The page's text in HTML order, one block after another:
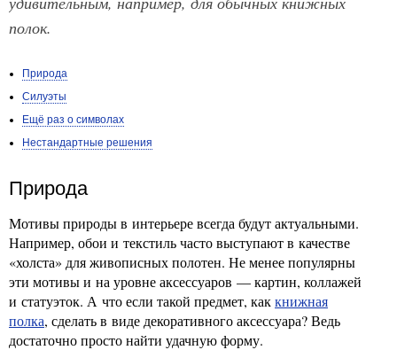
полок.
Природа
Силуэты
Ещё раз о символах
Нестандартные решения
Природа
Мотивы природы в интерьере всегда будут актуальными.
Например, обои и текстиль часто выступают в качестве
«холста» для живописных полотен. Не менее популярны
эти мотивы и на уровне аксессуаров — картин, коллажей
и статуэток. А что если такой предмет, каккнижная
полка, сделать в виде декоративного аксессуара? Ведь
достаточно просто найти удачную форму.